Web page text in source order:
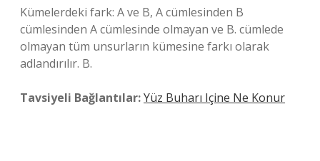
Kümelerdeki fark: A ve B, A cümlesinden B
cümlesinden A cümlesinde olmayan ve B. cümlede
olmayan tüm unsurların kümesine farkı olarak
adlandırılır. B.
Tavsiyeli Bağlantılar:Yüz Buharı Içine Ne Konur